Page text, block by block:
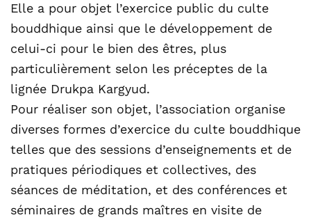
Elle a pour objet l’exercice public du culte
bouddhique ainsi que le développement de
celui-ci pour le bien des êtres, plus
particulièrement selon les préceptes de la
lignée Drukpa Kargyud.
Pour réaliser son objet, l’association organise
diverses formes d’exercice du culte bouddhique
telles que des sessions d’enseignements et de
pratiques périodiques et collectives, des
séances de méditation, et des conférences et
séminaires de grands maîtres en visite de